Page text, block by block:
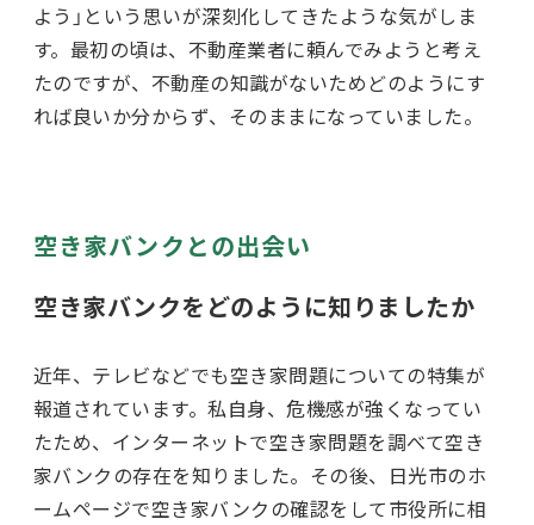
よう」という思いが深刻化してきたような気がしま
す。最初の頃は、不動産業者に頼んでみようと考え
たのですが、不動産の知識がないためどのようにす
れば良いか分からず、そのままになっていました。
空き家バンクとの出会い
空き家バンクをどのように知りましたか
近年、テレビなどでも空き家問題についての特集が
報道されています。私自身、危機感が強くなってい
たため、インターネットで空き家問題を調べて空き
家バンクの存在を知りました。その後、日光市のホ
ームページで空き家バンクの確認をして市役所に相